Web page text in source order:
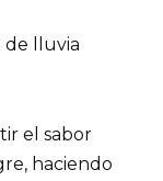
de lluvia
el sabor
haciendo